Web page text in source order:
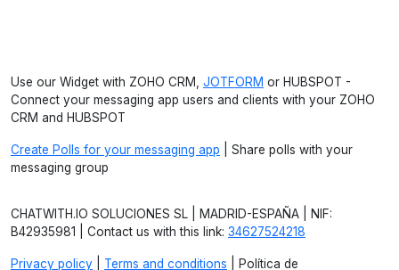
Use our Widget with ZOHO CRM, JOTFORM or HUBSPOT -
Connect your messaging app users and clients with your ZOHO
CRM and HUBSPOT
Create Polls for your messaging app | Share polls with your
messaging group
CHATWITH.IO SOLUCIONES SL | MADRID-ESPAÑA | NIF:
B42935981 | Contact us with this link: 34627524218
Privacy policy Terms and conditions | Política de